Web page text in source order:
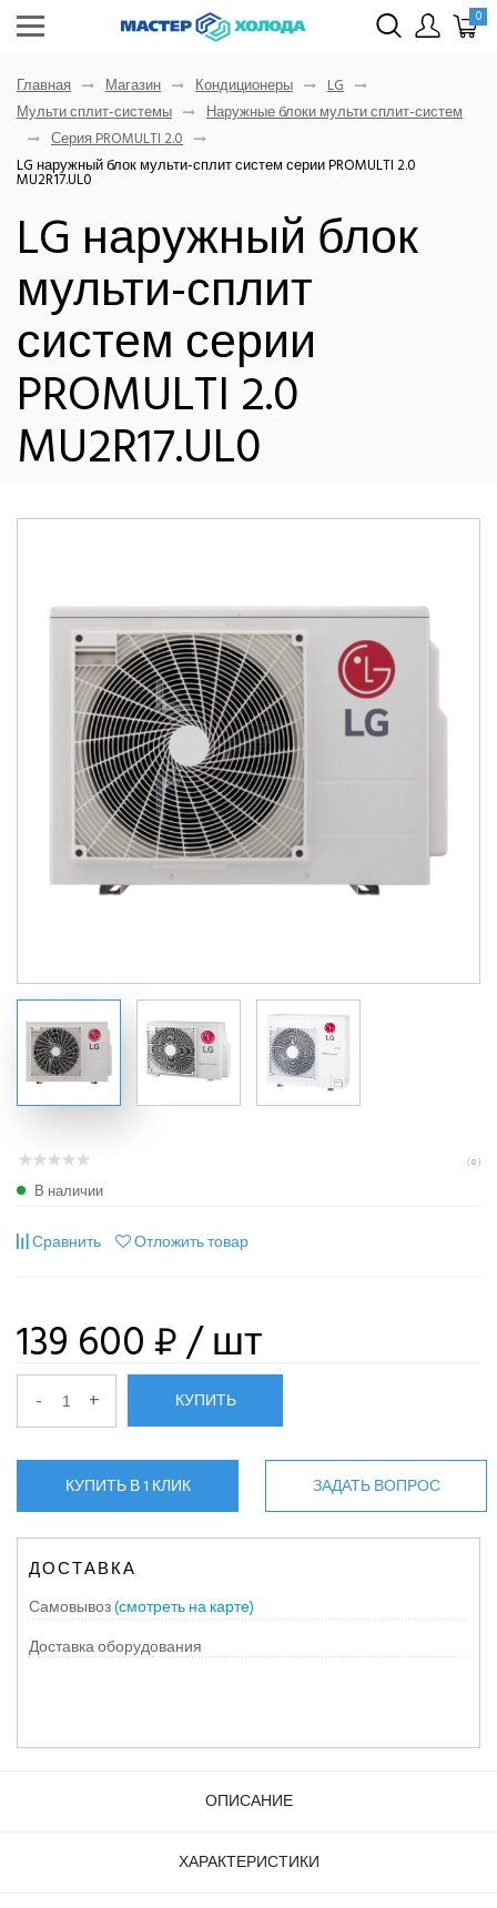
0
Главная Магазин Кондиционеры
LG
Мульти сплит-системы
Наружные блоки мульти сплит-систем
Серия PROMULTI 2.0
LG наружный блок мульти-сплит систем серии PROMULTI 2.0
MU2R17.UL0
LG наружный блок
мульти-сплит
систем серии
PROMULTI 2.0
MU2R17.UL0
( 0 )
В наличии
Сравнить Отложить товар
139 600 ₽/ шт
- + КУПИТЬ
КУПИТЬ В 1 КЛИК ЗАДАТЬ ВОПРОС
ДОСТАВКА
Самовывоз(смотреть на карте)
Доставка оборудования
ОПИСАНИЕ
ХАРАКТЕРИСТИКИ